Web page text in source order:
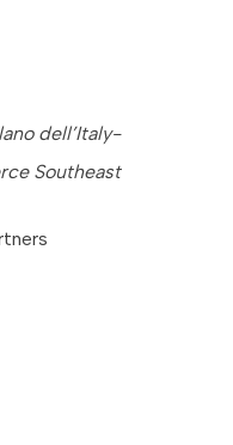
dell’Italy-
Southeast